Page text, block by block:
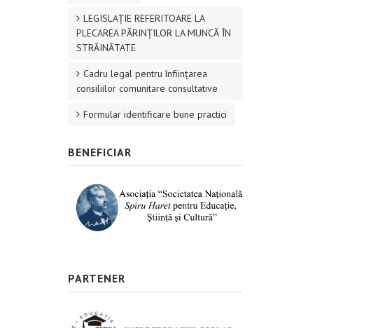
LEGISLAȚIE REFERITOARE LA
PLECAREA PĂRINȚILOR LA MUNCĂ ÎN
STRĂINĂTATE
Cadru legal pentru înființarea
consiliilor comunitare consultative
Formular identificare bune practici
BENEFICIAR
PARTENER